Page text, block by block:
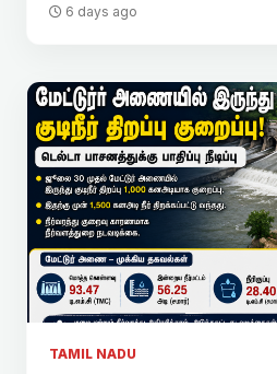
6 days ago
TAMIL NADU